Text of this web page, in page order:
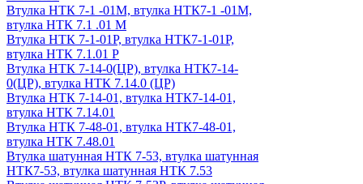
Втулка НТК 7-1 -01М, втулка НТК7-1 -01М,
втулка НТК 7.1 .01 М
Втулка НТК 7-1-01Р, втулка НТК7-1-01Р,
втулка НТК 7.1.01 Р
Втулка НТК 7-14-0(ЦР), втулка НТК7-14-
0(ЦР), втулка НТК 7.14.0 (ЦР)
Втулка НТК 7-14-01, втулка НТК7-14-01,
втулка НТК 7.14.01
Втулка НТК 7-48-01, втулка НТК7-48-01,
втулка НТК 7.48.01
Втулка шатунная НТК 7-53, втулка шатунная
НТК7-53, втулка шатунная НТК 7.53